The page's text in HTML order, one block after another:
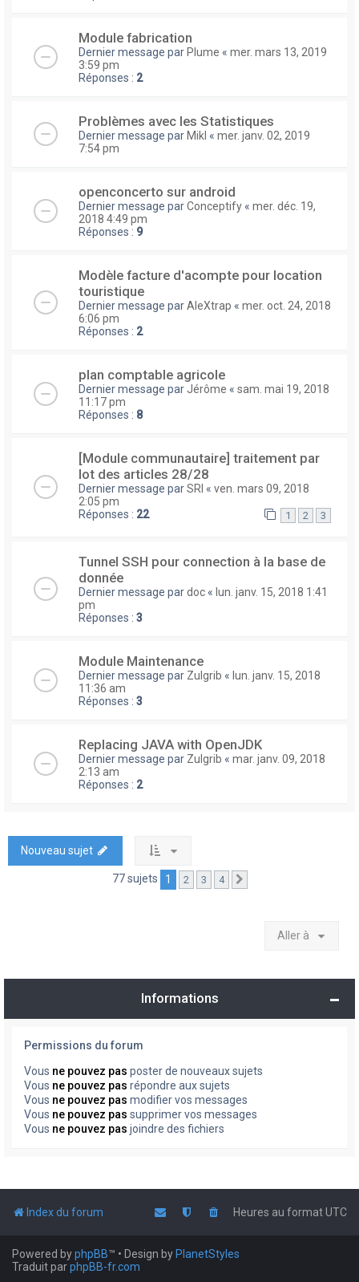
Module fabrication
Dernier message parPlume « mer. mars 13, 2019
3:59 pm
Réponses : 2
Problèmes avec les Statistiques
Dernier message parMikl « mer. janv. 02, 2019
7:54 pm
openconcerto sur android
Dernier message parConceptify « mer. déc. 19,
2018 4:49 pm
Réponses : 9
Modèle facture d'acompte pour location
touristique
Dernier message parAleXtrap « mer. oct. 24, 2018
6:06 pm
Réponses : 2
plan comptable agricole
Dernier message par Jérôme « sam. mai 19, 2018
11:17 pm
Réponses : 8
[Module communautaire] traitement par
lot des articles 28/28
Dernier message parSRI « ven. mars 09, 2018
2:05 pm
Réponses : 22 1 2 3
Tunnel SSH pour connection à la base de
donnée
Dernier message pardoc « lun. janv. 15, 2018 1:41
pm
Réponses : 3
Module Maintenance
Dernier message par Zulgrib « lun. janv. 15, 2018
11:36 am
Réponses : 3
Replacing JAVA with OpenJDK
Dernier message par Zulgrib « mar. janv. 09, 2018
2:13 am
Réponses : 2
Nouveau sujet
77 sujets 1 2 3 4
Aller à
Informations
Permissions du forum
Vous ne pouvez pas poster de nouveaux sujets
Vous ne pouvez pas répondre aux sujets
Vous ne pouvez pas modifier vos messages
Vous ne pouvez pas supprimer vos messages
Vous ne pouvez pas joindre des fichiers
Index du forum Heures au formatUTC
Powered byphpBB™ • Design by PlanetStyles
Traduit parphpBB-fr.com